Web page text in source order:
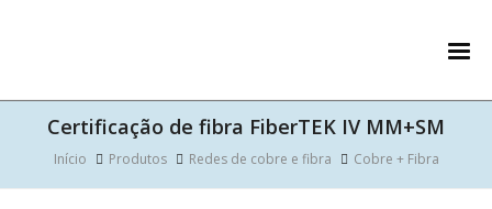
Certificação de fibra FiberTEK IV MM+SM
Início Produtos Redes de cobre e fibra Cobre + Fibra